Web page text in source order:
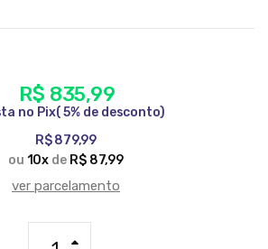
R$ 879,99
ou 10x de R$ 87,99
R$ 835,99
ver parcelamento